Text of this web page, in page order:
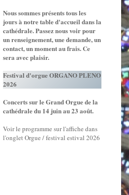
Nous sommes présents tous les
jours à notre table d'accueil dans la
cathédrale. Passez nous voir pour
un renseignement, une demande, un
contact, un moment au frais. Ce
sera avec plaisir.
Festival d'orgue ORGANO PLENO
2026
Concerts sur le Grand Orgue de la
cathédrale du 14 juin au 23 août.
Voir le programme sur l'affiche dans
l'onglet Orgue / festival estival 2026